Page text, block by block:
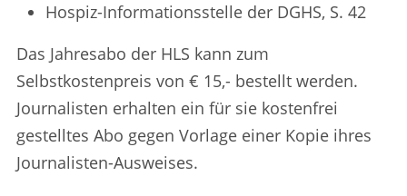
Hospiz-Informationsstelle der DGHS, S. 42
Das Jahresabo der HLS kann zum
Selbstkostenpreis von € 15,- bestellt werden.
Journalisten erhalten ein für sie kostenfrei
gestelltes Abo gegen Vorlage einer Kopie ihres
Journalisten-Ausweises.